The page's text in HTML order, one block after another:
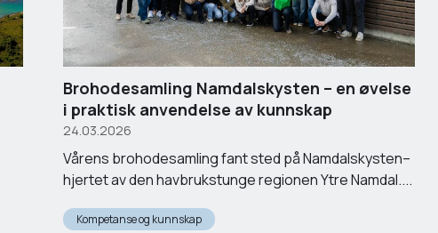
Brohodesamling Namdalskysten – en øvelse
i praktisk anvendelse av kunnskap
24.03.2026
Vårens brohodesamling fant sted på Namdalskysten–
hjertet av den havbrukstunge regionen Ytre Namdal....
Kompetanse og kunnskap